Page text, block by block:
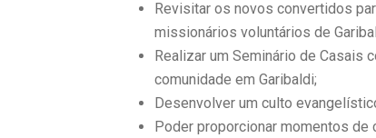
Revisitar os novos convertidos
missionários voluntários de
Realizar um Seminário de Casais
comunidade em Garibaldi;
Desenvolver um culto
Poder proporcionar momentos de